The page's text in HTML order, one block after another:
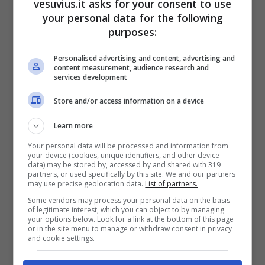
POTREBBE INTERESSARTI ANCHE
>>>Carignano, uomo spara a tutta la famiglia:
dopo si suicida
Coronavirus, ieri meno
positivi ma anche meno
tamponi
vesuvius.it asks for your consent to use
your personal data for the following
purposes:
Personalised advertising and content, advertising and
content measurement, audience research and
services development
Store and/or access information on a device
Learn more
Your personal data will be processed and information from
your device (cookies, unique identifiers, and other device
data) may be stored by, accessed by and shared with 319
partners, or used specifically by this site. We and our partners
may use precise geolocation data. List of partners.
Some vendors may process your personal data on the basis
of legitimate interest, which you can object to by managing
your options below. Look for a link at the bottom of this page
or in the site menu to manage or withdraw consent in privacy
and cookie settings.